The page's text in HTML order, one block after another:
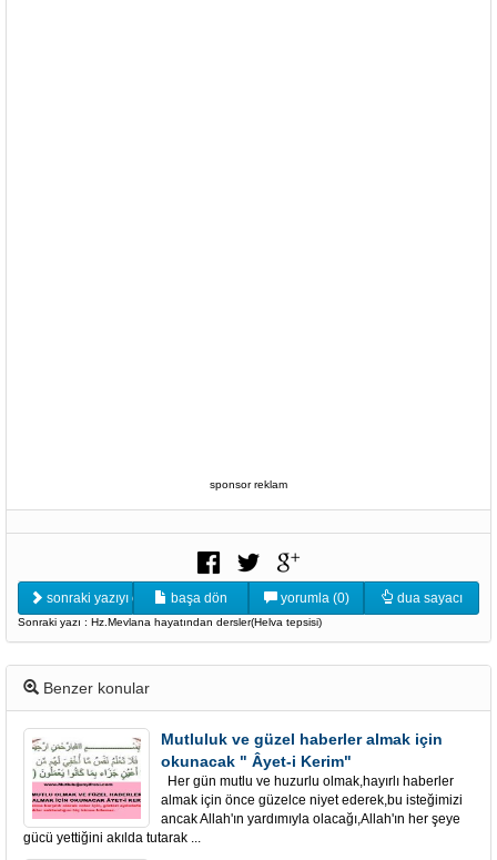
sponsor reklam
sonraki yazıyı oku başa dön yorumla (0) dua sayacı
Sonraki yazı : Hz.Mevlana hayatından dersler(Helva tepsisi)
Benzer konular
Mutluluk ve güzel haberler almak için
okunacak " Âyet-i Kerim"
Her gün mutlu ve huzurlu olmak,hayırlı haberler
almak için önce güzelce niyet ederek,bu isteğimizi
ancak Allah'ın yardımıyla olacağı,Allah'ın her şeye
gücü yettiğini akılda tutarak ...